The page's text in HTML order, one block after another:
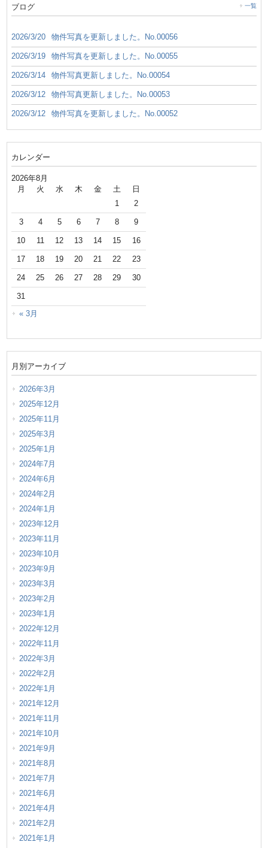
ブログ 一覧
2026/3/20 物件写真を更新しました。No.00056
2026/3/19 物件写真を更新しました。No.00055
2026/3/14 物件写真更新しました。No.00054
2026/3/12 物件写真更新しました。No.00053
2026/3/12 物件写真を更新しました。No.00052
カレンダー
2026年8月
月 火 水 木 金 土
日
1
2
3 4 5 6 7 8 9
10 11 12 13 14 15 16
17 18 19 20 21 22 23
24 25 26 27 28 29 30
31
« 3月
月別アーカイブ
2026年3月
2025年12月
2025年11月
2025年3月
2025年1月
2024年7月
2024年6月
2024年2月
2024年1月
2023年12月
2023年11月
2023年10月
2023年9月
2023年3月
2023年2月
2023年1月
2022年12月
2022年11月
2022年3月
2022年2月
2022年1月
2021年12月
2021年11月
2021年10月
2021年9月
2021年8月
2021年7月
2021年6月
2021年4月
2021年2月
2021年1月